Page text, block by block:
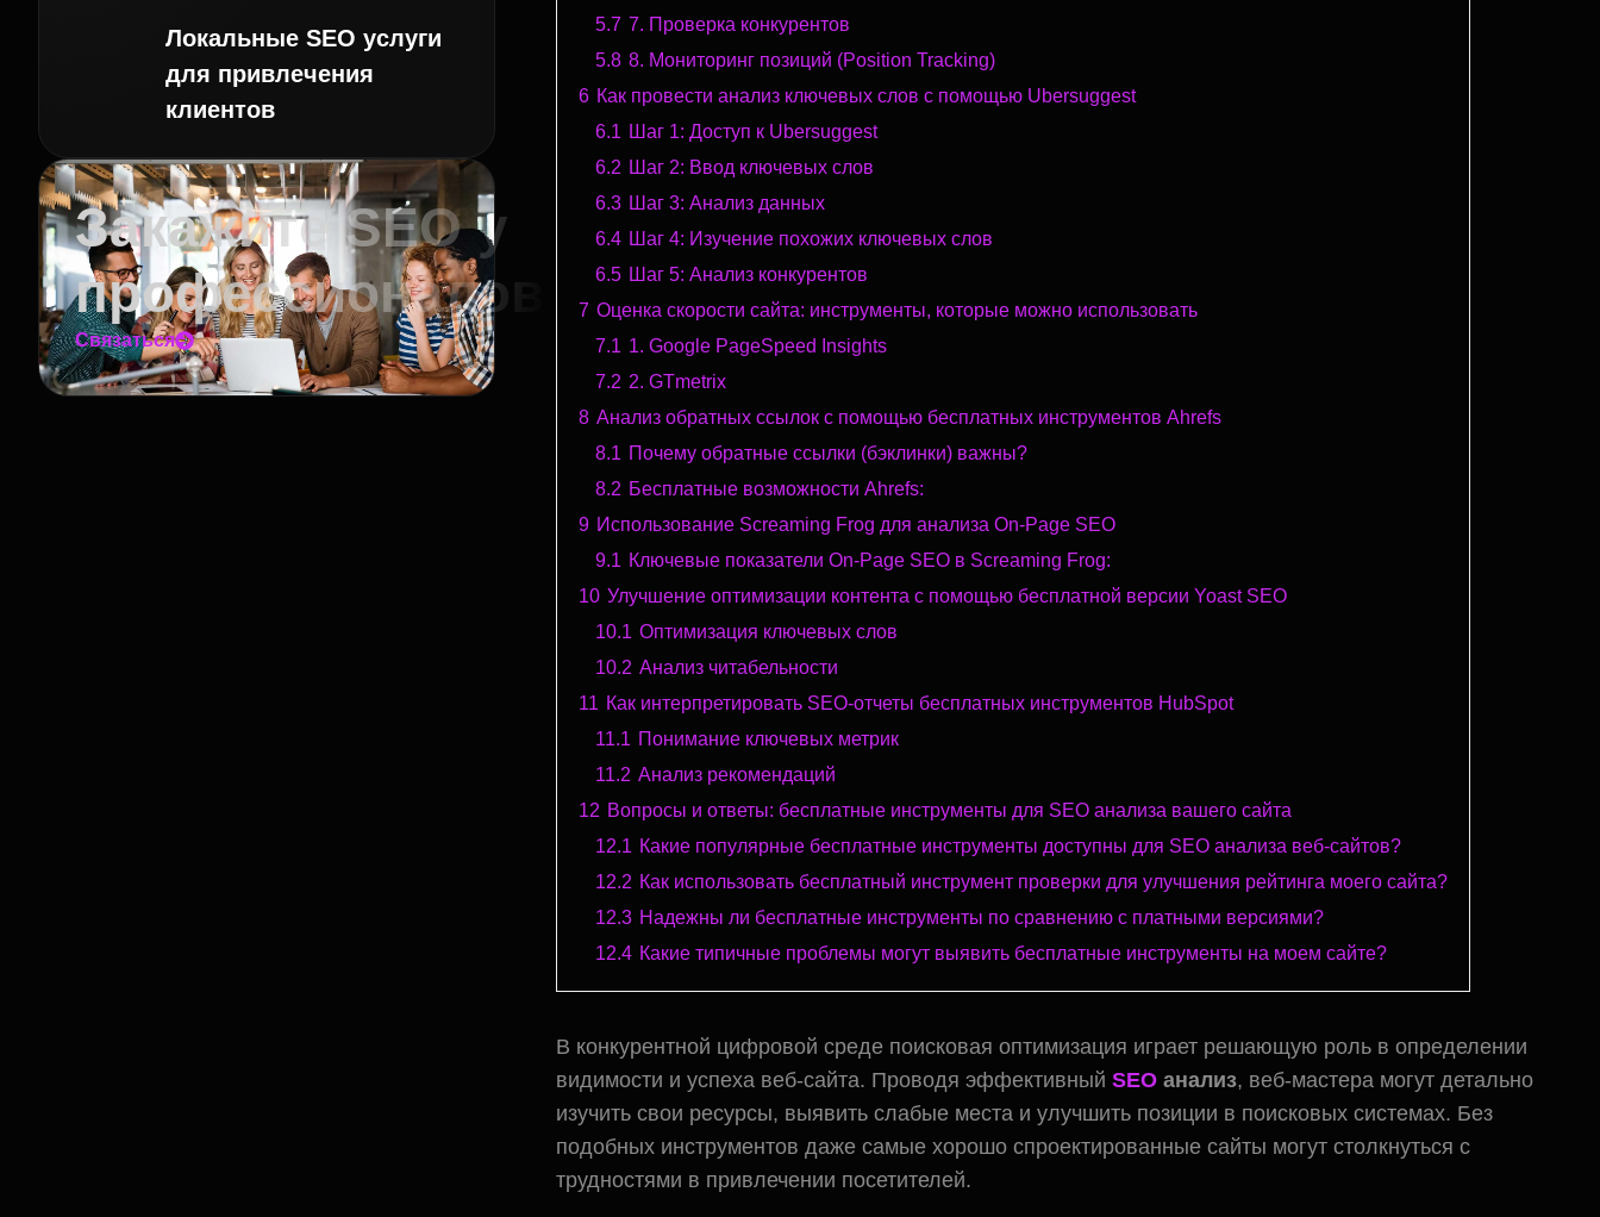
Локальные SEO услуги
для привлечения
клиентов
Закажите SEO у
профессионалов
Связаться
5.7 7. Проверка конкурентов
5.8 8. Мониторинг позиций (Position Tracking)
6 Как провести анализ ключевых слов с помощью Ubersuggest
6.1 Шаг 1: Доступ к Ubersuggest
6.2 Шаг 2: Ввод ключевых слов
6.3 Шаг 3: Анализ данных
6.4 Шаг 4: Изучение похожих ключевых слов
6.5 Шаг 5: Анализ конкурентов
7 Оценка скорости сайта: инструменты, которые можно использовать
7.1 1. Google PageSpeed Insights
7.2 2. GTmetrix
8 Анализ обратных ссылок с помощью бесплатных инструментов Ahrefs
8.1 Почему обратные ссылки (бэклинки) важны?
8.2 Бесплатные возможности Ahrefs:
9 Использование Screaming Frog для анализа On-Page SEO
9.1 Ключевые показатели On-Page SEO в Screaming Frog:
10 Улучшение оптимизации контента с помощью бесплатной версии Yoast SEO
10.1 Оптимизация ключевых слов
10.2 Анализ читабельности
11 Как интерпретировать SEO-отчеты бесплатных инструментов HubSpot
11.1 Понимание ключевых метрик
11.2 Анализ рекомендаций
12 Вопросы и ответы: бесплатные инструменты для SEO анализа вашего сайта
12.1 Какие популярные бесплатные инструменты доступны для SEO анализа веб-сайтов?
12.2 Как использовать бесплатный инструмент проверки для улучшения рейтинга моего сайта?
12.3 Надежны ли бесплатные инструменты по сравнению с платными версиями?
12.4 Какие типичные проблемы могут выявить бесплатные инструменты на моем сайте?
В конкурентной цифровой среде поисковая оптимизация играет решающую роль в определении
видимости и успеха веб-сайта. Проводя эффективныйSEO анализ, веб-мастера могут детально
изучить свои ресурсы, выявить слабые места и улучшить позиции в поисковых системах. Без
подобных инструментов даже самые хорошо спроектированные сайты могут столкнуться с
трудностями в привлечении посетителей.